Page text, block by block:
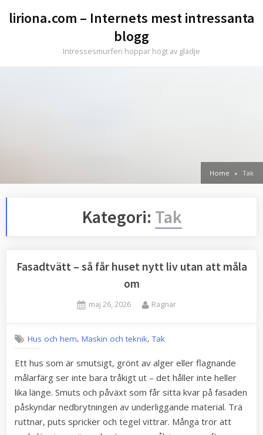
liriona.com – Internets mest intressanta
blogg
Intressesmurfen hoppar högt av glädje
Home Tak
Kategori: Tak
Fasadtvätt – så får huset nytt liv utan att måla
om
Posted
maj 26, 2026 By
Ragnar
Hus och hem,Maskin och teknik,Tak
Ett hus som är smutsigt, grönt av alger eller flagnande
målarfärg ser inte bara tråkigt ut – det håller inte heller
lika länge. Smuts och påväxt som får sitta kvar på fasaden
påskyndar nedbrytningen av underliggande material. Trä
ruttnar, puts spricker och tegel vittrar. Många tror att